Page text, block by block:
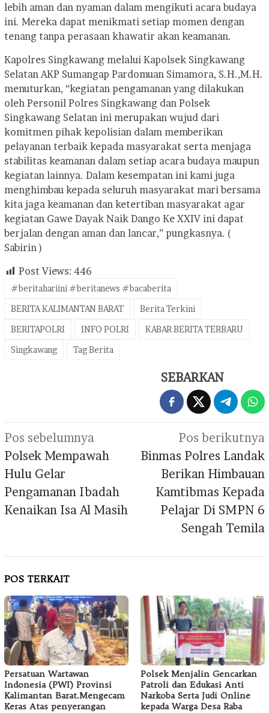
lebih aman dan nyaman dalam mengikuti acara budaya
ini. Mereka dapat menikmati setiap momen dengan
tenang tanpa perasaan khawatir akan keamanan.
Kapolres Singkawang melalui Kapolsek Singkawang
Selatan AKP Sumangap Pardomuan Simamora, S.H.,M.H.
menuturkan, “kegiatan pengamanan yang dilakukan
oleh Personil Polres Singkawang dan Polsek
Singkawang Selatan ini merupakan wujud dari
komitmen pihak kepolisian dalam memberikan
pelayanan terbaik kepada masyarakat serta menjaga
stabilitas keamanan dalam setiap acara budaya maupun
kegiatan lainnya. Dalam kesempatan ini kami juga
menghimbau kepada seluruh masyarakat mari bersama
kita jaga keamanan dan ketertiban masyarakat agar
kegiatan Gawe Dayak Naik Dango Ke XXIV ini dapat
berjalan dengan aman dan lancar,” pungkasnya. (
Sabirin )
Post Views: 446
#beritahariini #beritanews #bacaberita
BERITA KALIMANTAN BARAT
Berita Terkini
BERITAPOLRI
INFO POLRI
KABAR BERITA TERBARU
Singkawang
Tag Berita
SEBARKAN
Navigasi
pos
Pos sebelumnya
Polsek Mempawah
Hulu Gelar
Pengamanan Ibadah
Kenaikan Isa Al Masih
Pos berikutnya
Binmas Polres Landak
Berikan Himbauan
Kamtibmas Kepada
Pelajar Di SMPN 6
Sengah Temila
POS TERKAIT
Persatuan Wartawan
Indonesia (PWI) Provinsi
Kalimantan Barat.Mengecam
Keras Atas penyerangan
Polsek Menjalin Gencarkan
Patroli dan Edukasi Anti
Narkoba Serta Judi Online
kepada Warga Desa Raba